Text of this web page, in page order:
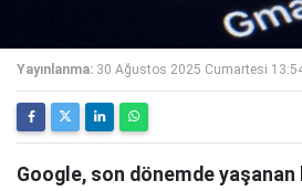
Yayınlanma: 30 Ağustos 2025 Cumartesi
Google, son dönemde